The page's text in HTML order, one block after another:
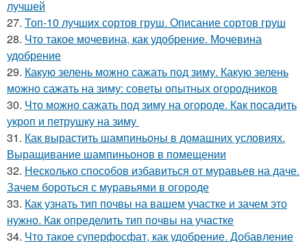
лучшей
27. Топ-10 лучших сортов груш. Описание сортов груш
28. Что такое мочевина, как удобрение. Мочевина
удобрение
29. Какую зелень можно сажать под зиму. Какую зелень
можно сажать на зиму: советы опытных огородников
30. Что можно сажать под зиму на огороде. Как посадить
укроп и петрушку на зиму
31. Как вырастить шампиньоны в домашних условиях.
Выращивание шампиньонов в помещении
32. Несколько способов избавиться от муравьев на даче.
Зачем бороться с муравьями в огороде
33. Как узнать тип почвы на вашем участке и зачем это
нужно. Как определить тип почвы на участке
34. Что такое суперфосфат, как удобрение. Добавление